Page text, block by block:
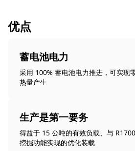
优点
蓄电池电力
采用 100% 蓄电池电力推进，可实现
热量产生
生产是第一要务
得益于 15 公吨的有效负载、与
挖掘功能实现的优化装载